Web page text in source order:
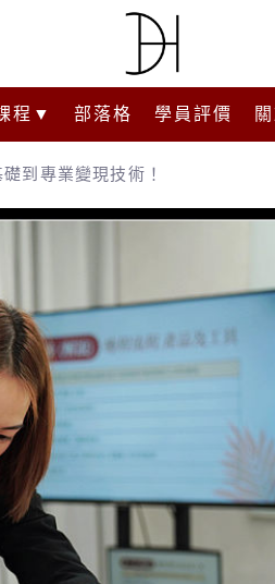
程▼ 部落格 學員評價
到專業變現技術！